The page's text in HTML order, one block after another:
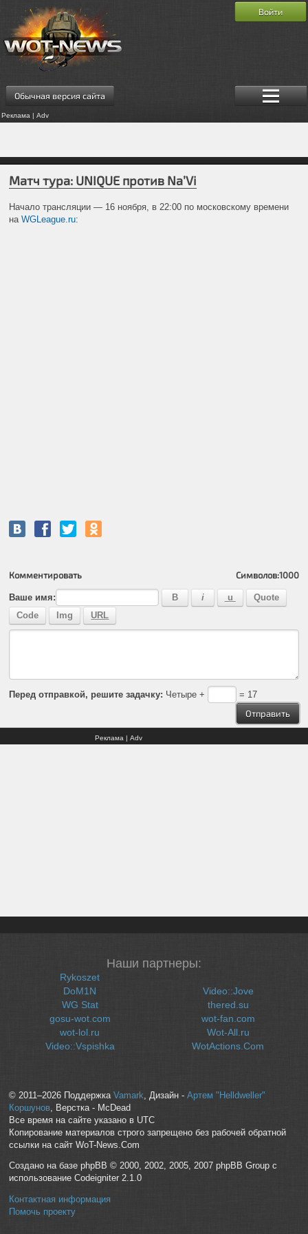
Обычная версия сайта
Реклама | Adv
Войти
Матч тура: UNIQUE против Na’Vi
Начало трансляции — 16 ноября, в 22:00 по московскому времени
наWGLeague.ru:
Комментировать Символов:1000
Ваше имя:
Перед отправкой, решите задачку: Четыре + = 17
Реклама | Adv
Наши партнеры:
Rykoszet
DoM1N
WG Stat
gosu-wot.com
wot-lol.ru
Video::Vspishka
Video::Jove
thered.su
wot-fan.com
Wot-All.ru
WotActions.Com
© 2011–2026 Поддержка Vamark, Дизайн - Артем "Helldweller"
Коршунов, Верстка - McDead
Все время на сайте указано в UTC
Копирование материалов строго запрещено без рабочей обратной
ссылки на сайт WoT-News.Com
Создано на базе phpBB © 2000, 2002, 2005, 2007 phpBB Group с
использование Codeigniter 2.1.0
Контактная информация
Помочь проекту